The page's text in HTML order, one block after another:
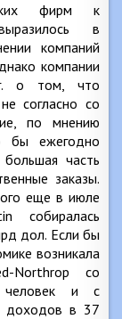
фирм к
в
компаний
компании
о том, что
согласно со
по мнению
бы ежегодно
часть
заказы.
еще в июле
собиралась
дол. Если бы
возникала
Northrop со
и с
доходов в 37